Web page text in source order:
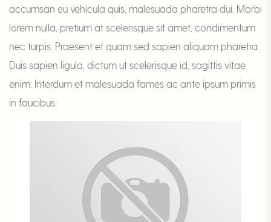
accumsan eu vehicula quis, malesuada pharetra dui. Morbi
lorem nulla, pretium at scelerisque sit amet, condimentum
nec turpis. Praesent et quam sed sapien aliquam pharetra.
Duis sapien ligula, dictum ut scelerisque id, sagittis vitae
enim. Interdum et malesuada fames ac ante ipsum primis
in faucibus.